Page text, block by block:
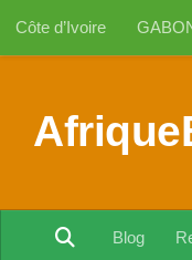
Au dessous du
Côte d’Ivoire
Blog